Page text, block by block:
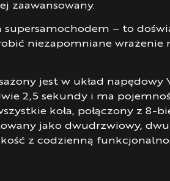
zaawansowany.
– to
niezapomniane wrażenie
jest w układ napędowy
2,5 sekundy i ma
koła, połączony z 8-
jako dwudrzwiowy,
z codzienną